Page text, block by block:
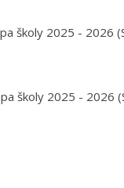
školy 2025 - 2026
školy 2025 - 2026